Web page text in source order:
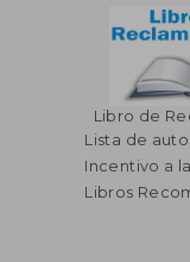
45%
dcto.
Libro de
Lista de
Incentivo a
Libros